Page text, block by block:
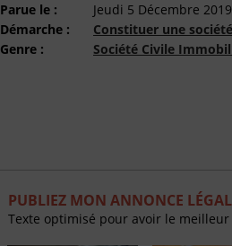
Parue le :
Jeudi 5 Décembre 2019
Démarche :
Constituer une société
Genre :
Société Civile
PUBLIEZ MON ANNONCE
Texte optimisé pour avoir le